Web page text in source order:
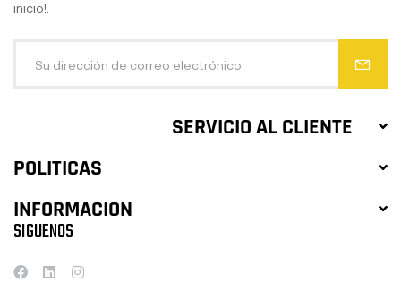
SERVICIO AL CLIENTE
POLITICAS
INFORMACION
inicio!.
SIGUENOS